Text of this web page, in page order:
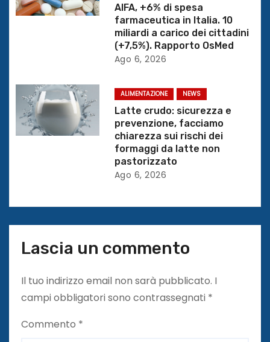
c
o
AIFA, +6% di spesa
farmaceutica in Italia. 10
miliardi a carico dei cittadini
(+7,5%). Rapporto OsMed
Ago 6, 2026
ALIMENTAZIONE NEWS
Latte crudo: sicurezza e
prevenzione, facciamo
chiarezza sui rischi dei
formaggi da latte non
pastorizzato
Ago 6, 2026
Lascia un commento
Il tuo indirizzo email non sarà pubblicato. I
campi obbligatori sono contrassegnati *
Commento *